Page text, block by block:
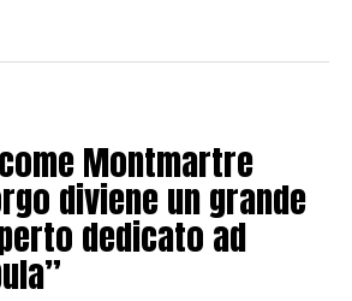
Montmartre
diviene un grande
dedicato ad